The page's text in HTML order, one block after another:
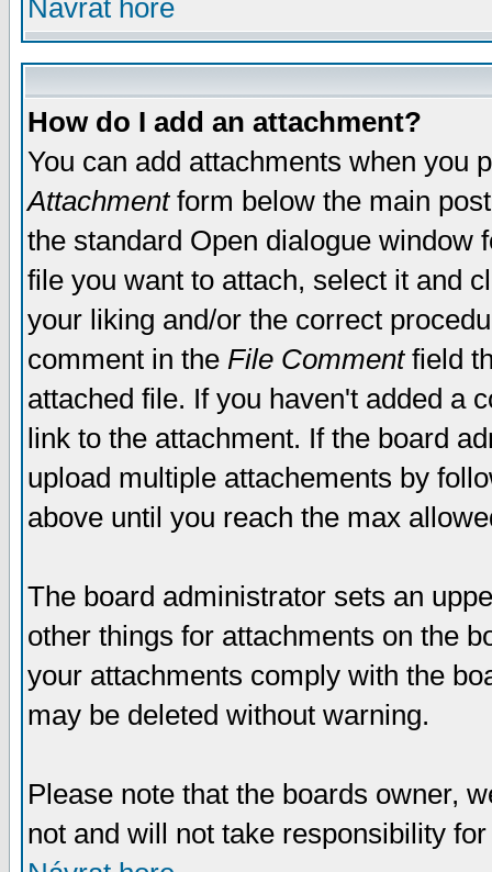
Návrat hore
How do I add an attachment?
You can add attachments when you
Attachmentform below the main
the standard Open dialogue window
file you want to attach, select it and
your liking and/or the correct
comment in the File Commentfield
attached file. If you haven't added a
link to the attachment. If the board
upload multiple attachements by
above until you reach the max
The board administrator sets an
other things for attachments on the
your attachments comply with the
may be deleted without warning.
Please note that the boards owner,
not and will not take responsibility